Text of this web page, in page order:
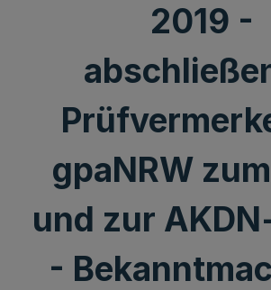
2019 -
gpaNRW
und zur
-